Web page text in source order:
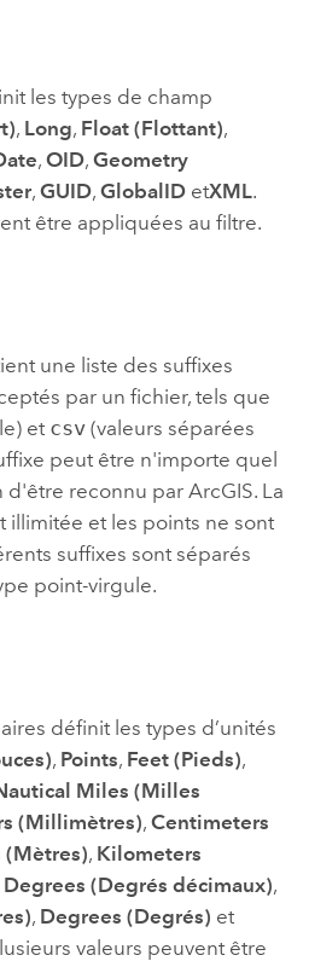
les types de champ
, Long, Float (Flottant),
, OID, Geometry
, GUID, GlobalIDetXML.
être appliquées au filtre.
une liste des suffixes
par un fichier, tels que
et csv(valeurs séparées
peut être n'importe quel
reconnu par ArcGIS. La
illimitée et les points ne sont
suffixes sont séparés
point-virgule.
définit les types d’unités
, Points, Feet (Pieds),
Miles (Milles
(Millimètres), Centimeters
(Mètres), Kilometers
(Degrés décimaux),
, Degrees (Degrés) et
valeurs peuvent être